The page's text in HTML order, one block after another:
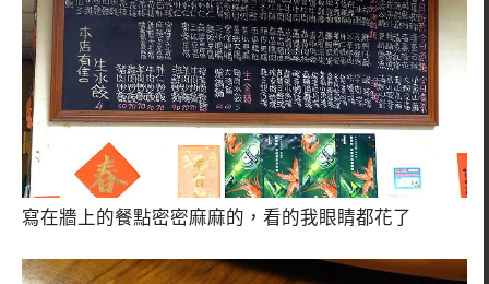
寫在牆上的餐點密密麻麻的，看的我眼睛都花了